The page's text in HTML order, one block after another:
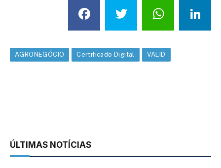
Facebook
Twitter
AGRONEGÓCIO Certificado Digital VALID
ÚLTIMAS NOTÍCIAS